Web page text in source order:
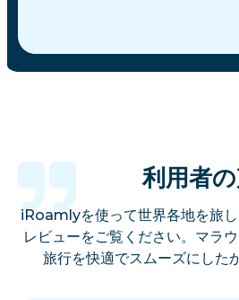
利用者
iRoamlyを使って世界各地を旅
レビューをご覧ください。マラ
旅行を快適でスムーズにした